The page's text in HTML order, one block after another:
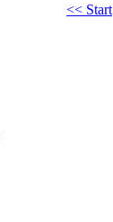
<< Start